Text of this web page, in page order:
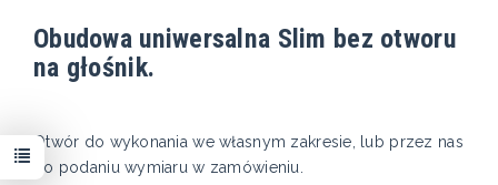
Obudowa uniwersalna Slim bez otworu
na głośnik.
Otwór do wykonania we własnym zakresie, lub przez nas
po podaniu wymiaru w zamówieniu.